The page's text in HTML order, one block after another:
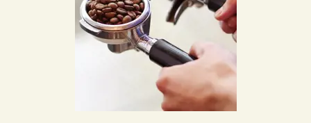
sovradeonominata Moka richiede una macinatura
più grossolana e meno fine. Le macchine da caffè a
filtro invece richiedono una macinatura medio-fine
e le macchine da caffè a pistone o slow coffee
richiedono invece una macinatura piuttosto grossa.
Solitamente, per una tazzina di caffè, si usano 7
grammi di caffè macinato o in grani, ma si può
variare la quantità in base ai propri gusti.